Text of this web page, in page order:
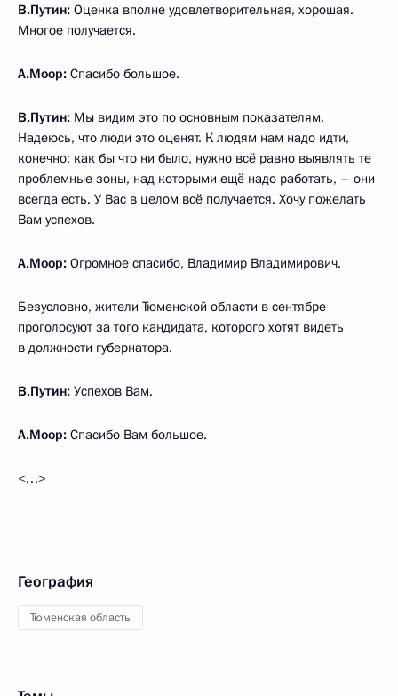
В.Путин: Оценка вполне удовлетворительная, хорошая.
Многое получается.
А.Моор: Спасибо большое.
В.Путин: Мы видим это по основным показателям.
Надеюсь, что люди это оценят. К людям нам надо идти,
конечно: как бы что ни было, нужно всё равно выявлять те
проблемные зоны, над которыми ещё надо работать, – они
всегда есть. У Вас в целом всё получается. Хочу пожелать
Вам успехов.
А.Моор: Огромное спасибо, Владимир Владимирович.
Безусловно, жители Тюменской области в сентябре
проголосуют за того кандидата, которого хотят видеть
в должности губернатора.
В.Путин: Успехов Вам.
А.Моор: Спасибо Вам большое.
<…>
География
Тюменская область